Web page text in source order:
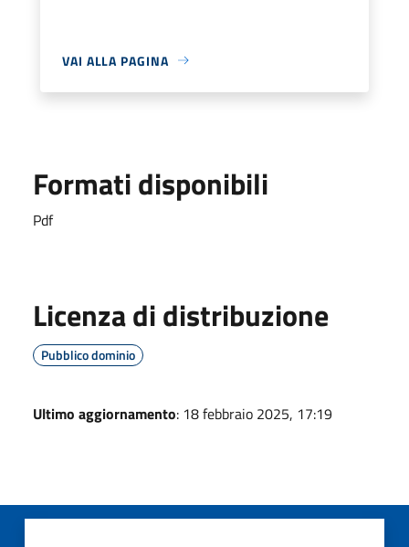
VAI ALLA PAGINA
Formati disponibili
Pdf
Licenza di distribuzione
Pubblico dominio
Ultimo aggiornamento: 18 febbraio 2025, 17:19